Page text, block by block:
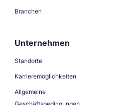
Branchen
Unternehmen
Standorte
Karrieremöglichkeiten
Allgemeine